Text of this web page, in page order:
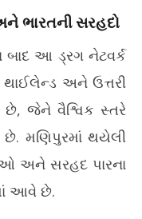
ભારતની સરહદો
બાદ આ ડ્રગ નેટવર્ક
થાઈલેન્ડ અને ઉત્તરી
છે, જેને વૈશ્વિક સ્તરે
મણિપુરમાં થયેલી
અને સરહદ પારના
આવે છે.